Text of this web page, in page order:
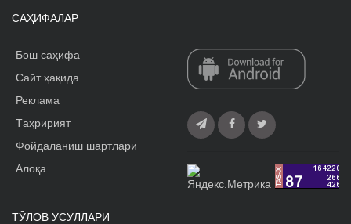
САҲИФАЛАР
Бош саҳифа
Сайт ҳақида
Реклама
Tаҳририят
Фойдаланиш шартлари
Алоқа
ТЎЛОВ УСУЛЛАРИ